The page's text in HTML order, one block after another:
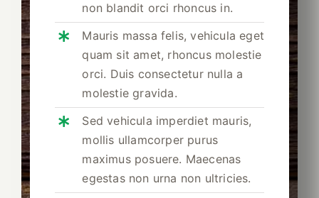
non blandit orci rhoncus in.
Mauris massa felis, vehicula eget
quam sit amet, rhoncus molestie
orci. Duis consectetur nulla a
molestie gravida.
Sed vehicula imperdiet mauris,
mollis ullamcorper purus
maximus posuere. Maecenas
egestas non urna non ultricies.